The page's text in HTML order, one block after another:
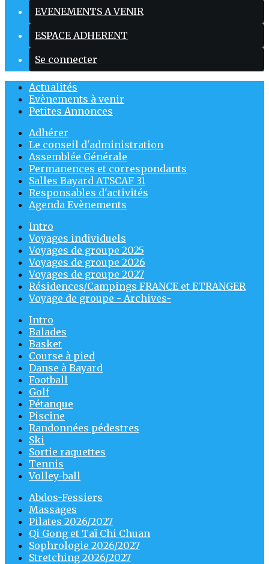
EVENEMENTS A VENIR
ESPACE ADHERENT
Se connecter
Actualités
Evènements à venir
Petites Annonces
Adhérer
Le conseil d'administration
Assemblée Générale
Permanences et correspondants
Salles Bayard ATSCAF 31
Responsables d'activités
Agenda Evènements
Intro
Voyages individuels
Voyages de groupe 2025
Voyages de groupe 2026
Voyages de groupe 2027
Résidences/Campings FRANCE et ETRANGER
Voyage de groupe - Archives-
Intro
Balades
Basket
Course à pied
Danse à Bayard
Football
Golf
Pétanque
Piscine
Randonnées pédestres
Ski
Sortie raquettes
Tennis
Volley-ball
Abdos-Fessiers
Massages
Pilates 2026/2027
Qi Gong et Taï Chi Chuan
Sophrologie 2026/2027
Stretching 2026/2027